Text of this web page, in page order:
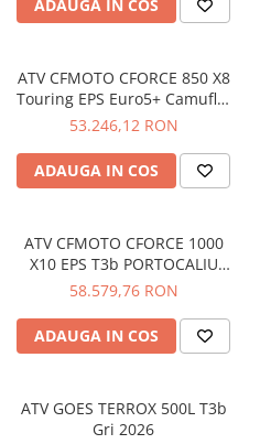
Tricouri
Borseta
Geanta
Protectii
Sosete
ECHIPAMENTE COPII
Tricouri
Set Complet
ADAUGA IN COS
ATV CFMOTO CFORCE 850 X8
Touring EPS Euro5+ CamuflaJ
2026
53.246,12 RON
ADAUGA IN COS
ATV CFMOTO CFORCE 1000
X10 EPS T3b PORTOCALIU
2026
58.579,76 RON
ADAUGA IN COS
ATV GOES TERROX 500L T3b
Gri 2026